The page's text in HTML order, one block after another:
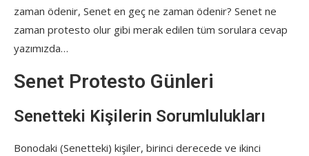
zaman ödenir, Senet en geç ne zaman ödenir? Senet ne
zaman protesto olur gibi merak edilen tüm sorulara cevap
yazımızda…
Senet Protesto Günleri
Senetteki Kişilerin Sorumlulukları
Bonodaki (Senetteki) kişiler, birinci derecede ve ikinci